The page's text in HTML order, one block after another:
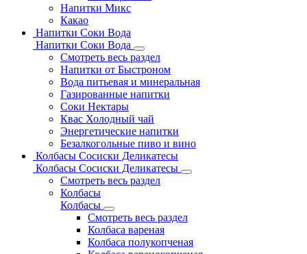
Напитки Микс
Какао
Напитки Соки Вода
Напитки Соки Вода
Смотреть весь раздел
Напитки от Быстроном
Вода питьевая и минеральная
Газированные напитки
Соки Нектары
Квас Холодный чай
Энергетические напитки
Безалкогольные пиво и вино
Колбасы Сосиски Деликатесы
Колбасы Сосиски Деликатесы
Смотреть весь раздел
Колбасы
Колбасы
Смотреть весь раздел
Колбаса вареная
Колбаса полукопченая